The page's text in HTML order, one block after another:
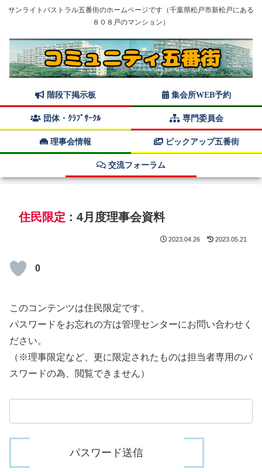
サンライトパストラル五番街のホームページです（千葉県松戸市新松戸にある
８０８戸のマンション）
階段下掲示板 集会所WEB予約
団体・ｸﾗﾌﾞｻｰｸﾙ 専門委員会
理事会情報 ピックアップ五番街
交流フォーラム
住民限定 : 4月度理事会資料
2023.04.26 2023.05.21
0
このコンテンツは住民限定です。
パスワードをお忘れの方は管理センターにお問い合わせく
ださい。
（※理事限定など、更に限定されたものは担当者専用のパ
スワードの為、閲覧できません）